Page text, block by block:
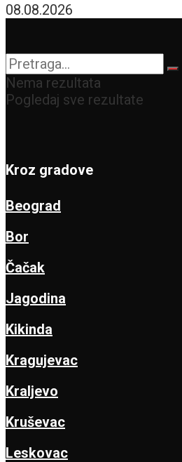
08.08.2026
Nema rezultata
Pogledaj sve rezultate
Kroz gradove
Beograd
Bor
Čačak
Jagodina
Kikinda
Kragujevac
Kraljevo
Kruševac
Leskovac